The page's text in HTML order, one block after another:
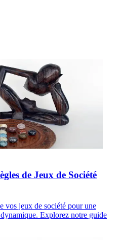
de Jeux de Société
vos jeux de société pour une
Explorez notre guide